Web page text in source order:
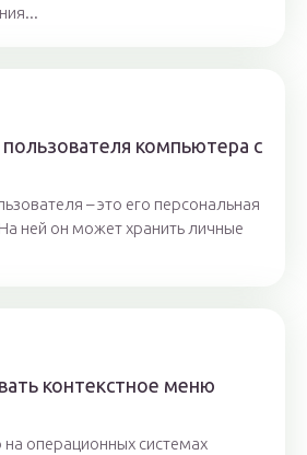
пользователя компьютера с
– это его персональная
ней он может хранить личные
контекстное меню
операционных системах